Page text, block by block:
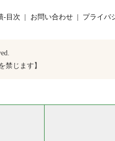
-目次 お問い合わせ
プライバ
禁じます】